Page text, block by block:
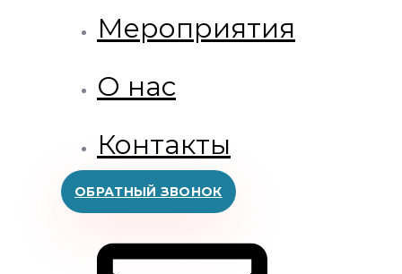
Мероприятия
О нас
Контакты
ОБРАТНЫЙ ЗВОНОК